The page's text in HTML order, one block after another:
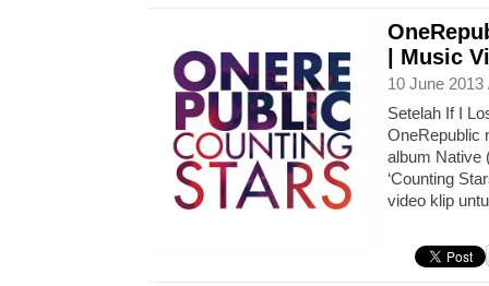
| Music
10 June
Setelah If I
OneRepublic
album Native
‘Counting
video klip